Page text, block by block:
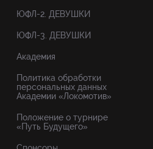
ЮФЛ-2. ДЕВУШКИ
ЮФЛ-3. ДЕВУШКИ
Академия
Политика обработки
персональных данных
Академии «Локомотив»
Положение о турнире
«Путь Будущего»